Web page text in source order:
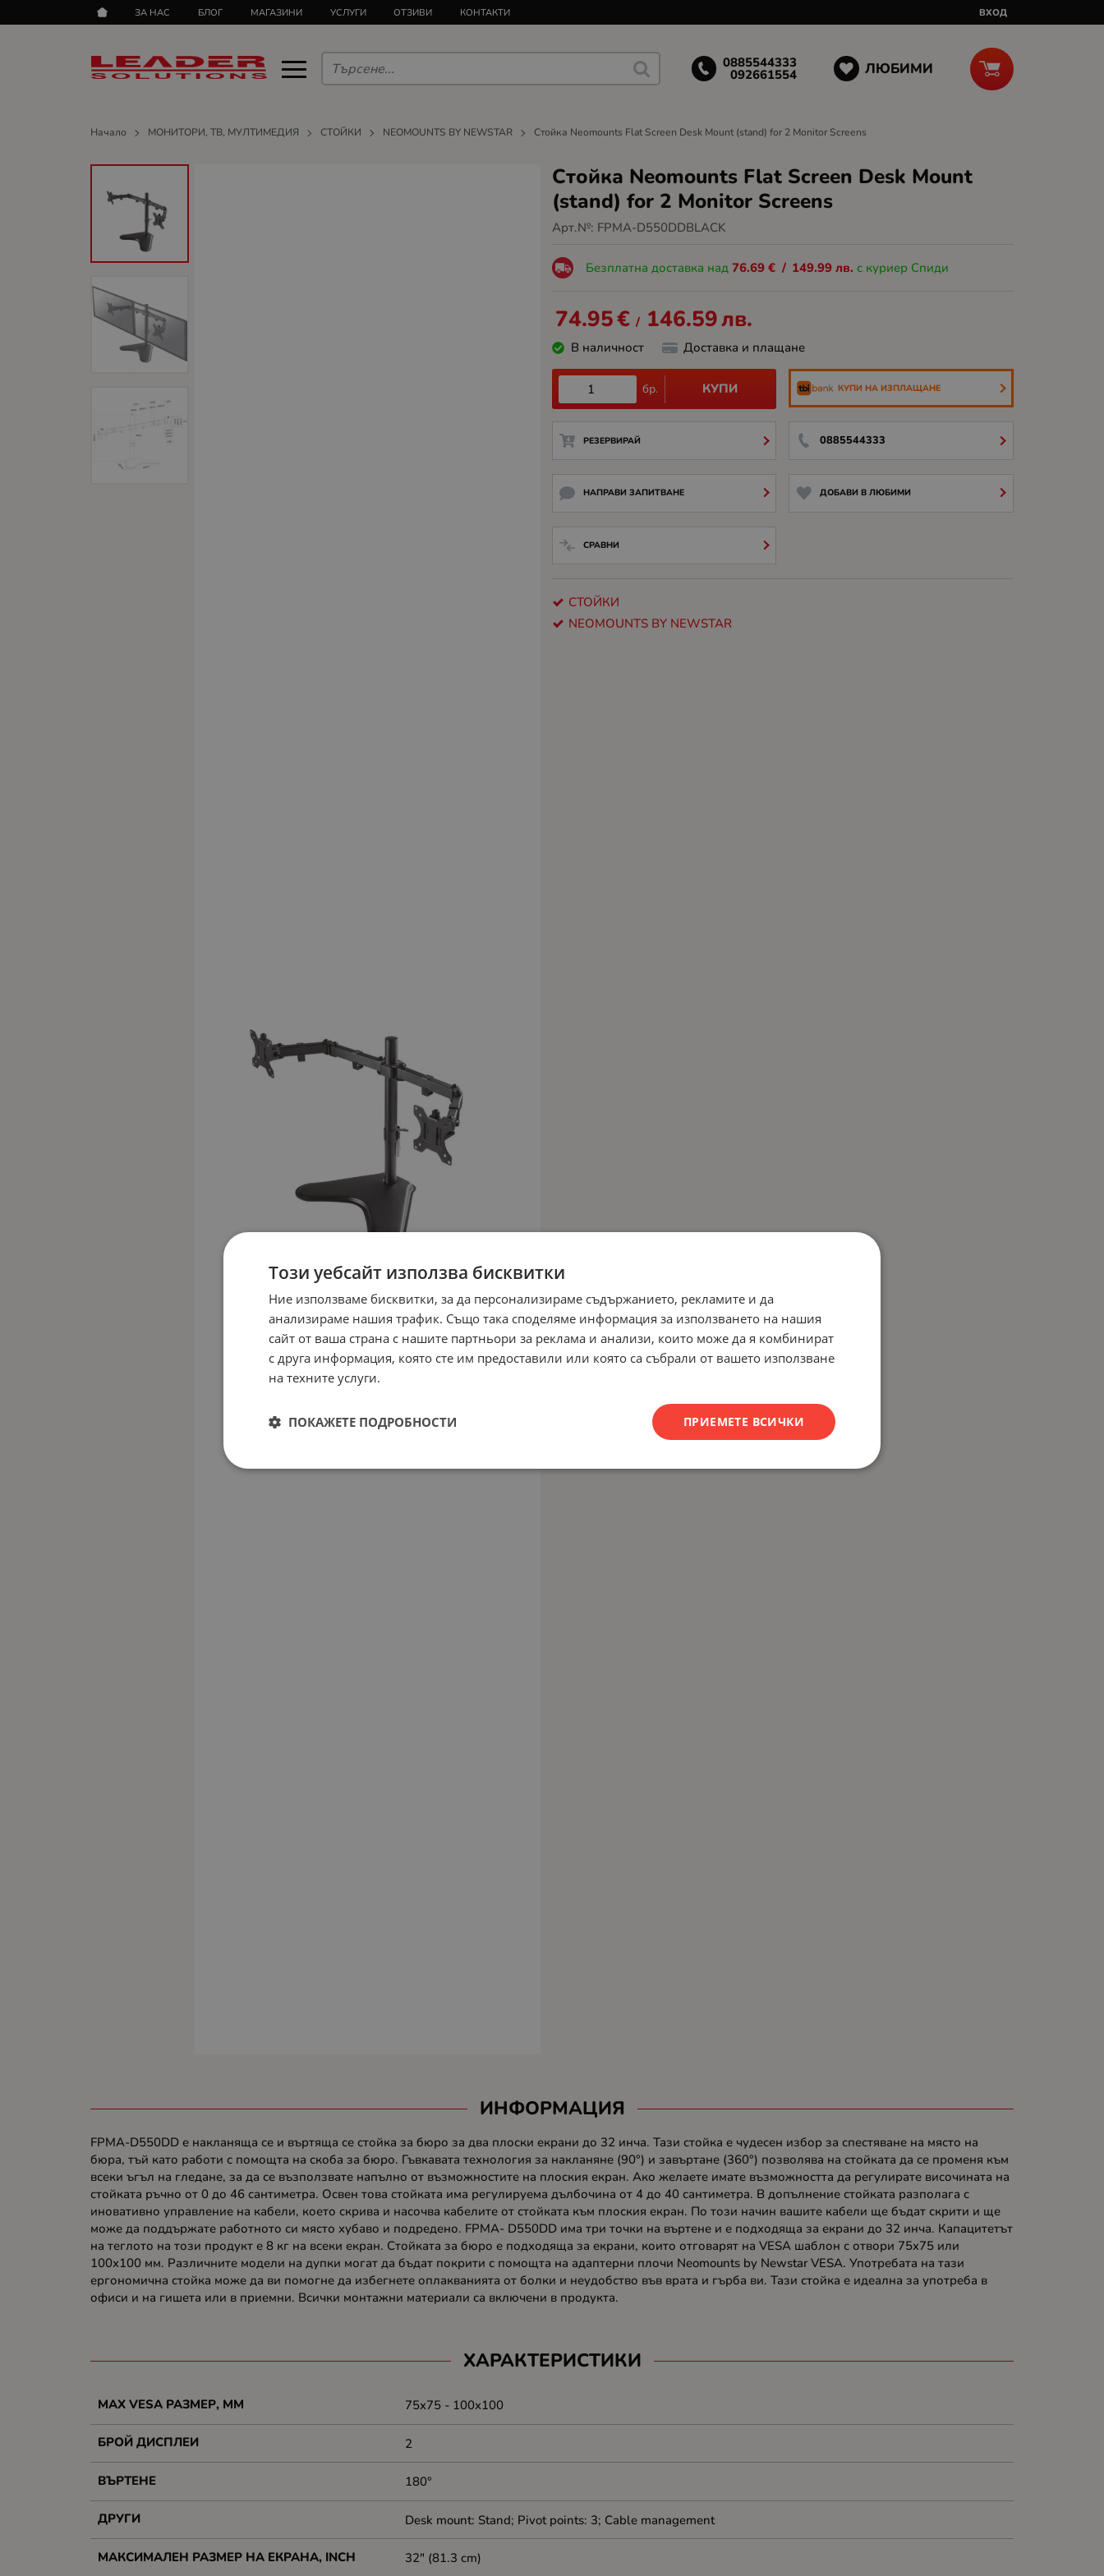
ЗА НАС БЛОГ МАГАЗИНИ УСЛУГИ ОТЗИВИ КОНТАКТИ ВХОД
0885544333
092661554 ЛЮБИМИ
Начало МОНИТОРИ, ТВ, МУЛТИМЕДИЯ СТОЙКИ NEOMOUNTS BY NEWSTAR Стойка Neomounts Flat Screen Desk Mount (stand) for 2 Monitor Screens
Стойка Neomounts Flat Screen Desk Mount
(stand) for 2 Monitor Screens
Арт.№: FPMA-D550DDBLACK
Безплатна доставка над76.69 € / 149.99 лв. с куриер Спиди
74.95€ / 146.59лв.
В наличност Доставка и плащане
бр. КУПИ КУПИ НА ИЗПЛАЩАНЕ
РЕЗЕРВИРАЙ 0885544333
НАПРАВИ ЗАПИТВАНЕ ДОБАВИ В ЛЮБИМИ
СРАВНИ
СТОЙКИ
NEOMOUNTS BY NEWSTAR
ИНФОРМАЦИЯ
FPMA-D550DD е накланяща се и въртяща се стойка за бюро за два плоски екрани до 32 инча. Тази стойка е чудесен избор за спестяване на място на
бюра, тъй като работи с помощта на скоба за бюро. Гъвкавата технология за накланяне (90°) и завъртане (360°) позволява на стойката да се променя към
всеки ъгъл на гледане, за да се възползвате напълно от възможностите на плоския екран. Ако желаете имате възможността да регулирате височината на
стойката ръчно от 0 до 46 сантиметра. Освен това стойката има регулируема дълбочина от 4 до 40 сантиметра. В допълнение стойката разполага с
иновативно управление на кабели, което скрива и насочва кабелите от стойката към плоския екран. По този начин вашите кабели ще бъдат скрити и ще
може да поддържате работното си място хубаво и подредено. FPMA- D550DD има три точки на въртене и е подходяща за екрани до 32 инча. Капацитетът
на теглото на този продукт е 8 кг на всеки екран. Стойката за бюро е подходяща за екрани, които отговарят на VESA шаблон с отвори 75x75 или
100x100 мм. Различните модели на дупки могат да бъдат покрити с помощта на адаптерни плочи Neomounts by Newstar VESA. Употребата на тази
ергономична стойка може да ви помогне да избегнете оплакванията от болки и неудобство във врата и гърба ви. Тази стойка е идеална за употреба в
офиси и на гишета или в приемни. Всички монтажни материали са включени в продукта.
ХАРАКТЕРИСТИКИ
MAX VESA РАЗМЕР, MM 75x75 - 100x100
БРОЙ ДИСПЛЕИ 2
ВЪРТЕНЕ 180°
ДРУГИ Desk mount: Stand; Pivot points: 3; Cable management
МАКСИМАЛЕН РАЗМЕР НА ЕКРАНА, INCH 32" (81.3 cm)
Този уебсайт използва бисквитки
Ние използваме бисквитки, за да персонализираме съдържанието, рекламите и да
анализираме нашия трафик. Също така споделяме информация за използването на нашия
сайт от ваша страна с нашите партньори за реклама и анализи, които може да я комбинират
с друга информация, която сте им предоставили или която са събрали от вашето използване
на техните услуги.
ПРИЕМЕТЕ ВСИЧКИ
ПОКАЖЕТЕ ПОДРОБНОСТИ